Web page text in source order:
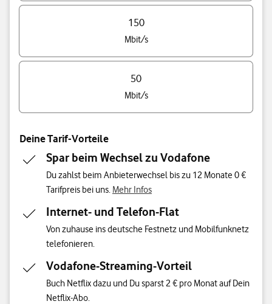
150
Mbit/s
50
Mbit/s
Deine Tarif-Vorteile
Spar beim Wechsel zu Vodafone
Du zahlst beim Anbieterwechsel bis zu 12 Monate 0 €
Tarifpreis bei uns. Mehr Infos
Internet- und Telefon-Flat
Von zuhause ins deutsche Festnetz und Mobilfunknetz
telefonieren.
Vodafone-Streaming-Vorteil
Buch Netflix dazu und Du sparst 2 € pro Monat auf Dein
Netflix-Abo.